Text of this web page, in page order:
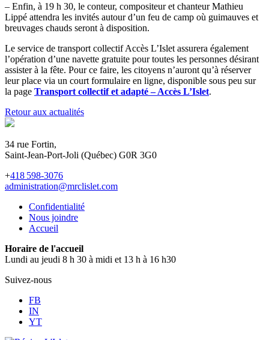
– Enfin, à 19 h 30, le conteur, compositeur et chanteur Mathieu
Lippé attendra les invités autour d’un feu de camp où guimauves et
breuvages chauds seront à disposition.
Le service de transport collectif Accès L’Islet assurera également
l’opération d’une navette gratuite pour toutes les personnes désirant
assister à la fête. Pour ce faire, les citoyens n’auront qu’à réserver
leur place via un court formulaire en ligne, disponible sous peu sur
la page Transport collectif et adapté – Accès L’Islet.
Retour aux actualités
34 rue Fortin,
Saint-Jean-Port-Joli (Québec) G0R 3G0
+418 598-3076
administration@mrclislet.com
Confidentialité
Nous joindre
Accueil
Horaire de l'accueil
Lundi au jeudi 8 h 30 à midi et 13 h à 16 h30
Suivez-nous
FB
IN
YT